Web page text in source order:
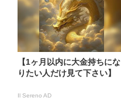
【1ヶ月以内に大金持ちにな
りたい人だけ見て下さい】
Il Sereno AD